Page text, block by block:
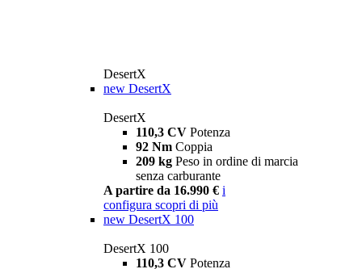
DesertX
new DesertX
DesertX
110,3 CV Potenza
92 Nm Coppia
209 kg Peso in ordine di marcia
senza carburante
A partire da 16.990 € i
configura scopri di più
new DesertX 100
DesertX 100
110,3 CV Potenza